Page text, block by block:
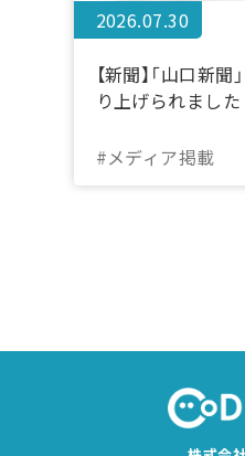
2026.07.30
【新聞】「山口新
り上げられました
#メディア掲載